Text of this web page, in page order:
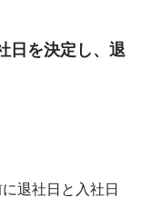
日を決定し、退
退社日と入社日